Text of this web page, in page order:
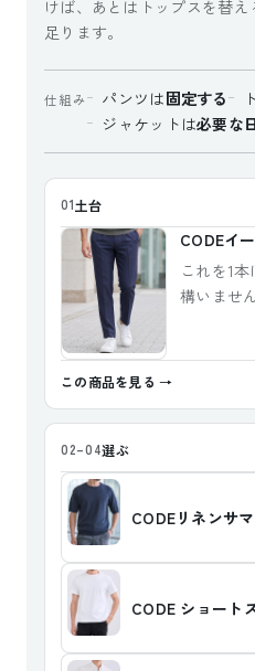
けば、あとはトップスを替
足ります。
仕組み パンツは固定する
ジャケットは必要な
01土台
CODEイ
これを1
構いません
この商品を見る
02–04選ぶ
CODEリネンサ
CODE ショート